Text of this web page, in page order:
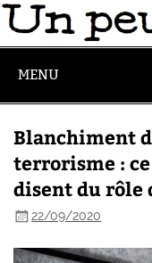
MENU
Blanchiment
terrorisme :
disent du rôle
22/09/2020